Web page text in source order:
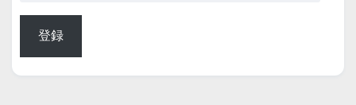
登録